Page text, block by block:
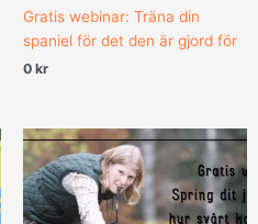
Gratis webinar: Träna din
spaniel för det den är gjord för
0 kr